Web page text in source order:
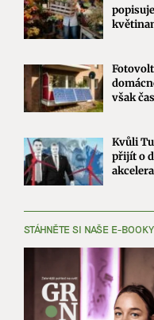
však
Kvůli
přijít o
STÁHNĚTE SI NAŠE E-BOOKY